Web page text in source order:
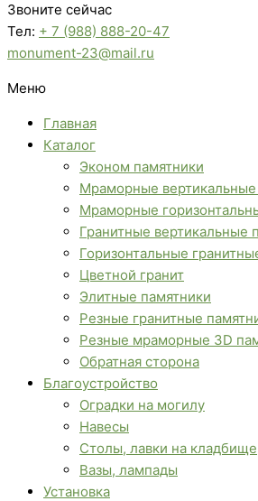
Звоните сейчас
Тел: + 7 (988) 888-20-47
monument-23@mail.ru
Меню
Главная
Каталог
Эконом памятники
Мраморные вертикальные
Мраморные
Гранитные вертикальные
Горизонтальные
Цветной гранит
Элитные памятники
Резные гранитные
Резные мраморные 3D
Обратная сторона
Благоустройство
Оградки на могилу
Навесы
Столы, лавки на кладбище
Вазы, лампады
Установка